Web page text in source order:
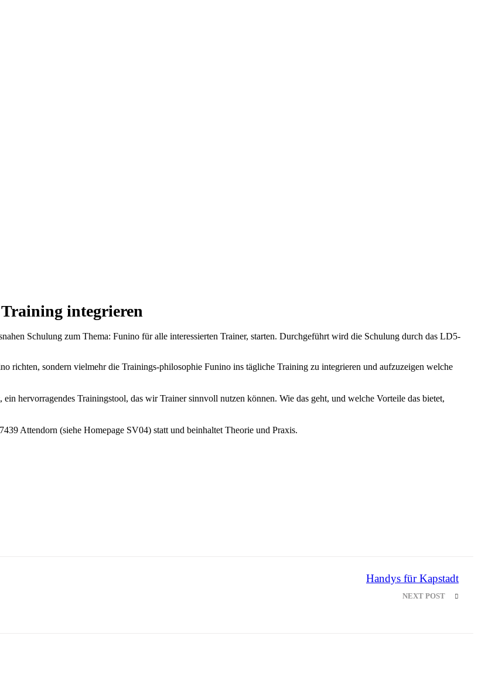
integrieren
Schulung zum Thema: Funino für alle interessierten Trainer, starten. Durchgeführt wird die Schulung durch das LD5-
richten, sondern vielmehr die Trainings-philosophie Funino ins tägliche Training zu integrieren und aufzuzeigen welche
hervorragendes Trainingstool, das wir Trainer sinnvoll nutzen können. Wie das geht, und welche Vorteile das bietet,
Attendorn (siehe Homepage SV04) statt und beinhaltet Theorie und Praxis.
Handys für Kapstadt
NEXT POST